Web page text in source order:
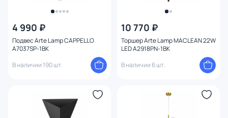
4 990 ₽
Подвес Arte Lamp CAPPELLO
A7037SP-1BK
В наличии 190 шт.
10 770 ₽
Торшер Arte Lamp MACLEAN 22W
LED A2918PN-1BK
В наличии 6 шт.